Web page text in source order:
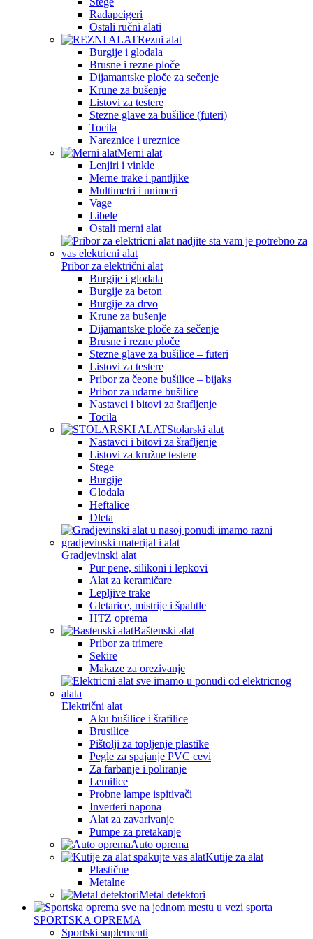
Radapcigeri
Ostali ručni alati
Rezni alat
Burgije i glodala
Brusne i rezne ploče
Dijamantske ploče za sečenje
Krune za bušenje
Listovi za testere
Stezne glave za bušilice (futeri)
Tocila
Nareznice i ureznice
Merni alat
Lenjiri i vinkle
Merne trake i pantljike
Multimetri i unimeri
Vage
Libele
Ostali merni alat
Pribor za električni alat
Burgije i glodala
Burgije za beton
Burgije za drvo
Krune za bušenje
Dijamantske ploče za sečenje
Brusne i rezne ploče
Stezne glave za bušilice – futeri
Listovi za testere
Pribor za čeone bušilice – bijaks
Pribor za udarne bušilice
Nastavci i bitovi za šrafljenje
Tocila
Stolarski alat
Nastavci i bitovi za šrafljenje
Listovi za kružne testere
Stege
Burgije
Glodala
Heftalice
Dleta
Gradjevinski alat
Pur pene, silikoni i lepkovi
Alat za keramičare
Lepljive trake
Gletarice, mistrije i špahtle
HTZ oprema
Baštenski alat
Pribor za trimere
Sekire
Makaze za orezivanje
Električni alat
Aku bušilice i šrafilice
Brusilice
Pištolji za topljenje plastike
Pegle za spajanje PVC cevi
Za farbanje i poliranje
Lemilice
Probne lampe ispitivači
Inverteri napona
Alat za zavarivanje
Pumpe za pretakanje
Auto oprema
Kutije za alat
Plastične
Metalne
Metal detektori
SPORTSKA OPREMA
Sportski suplementi